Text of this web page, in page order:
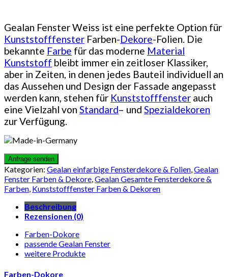
Gealan Fenster Weiss ist eine perfekte Option für
Kunststofffenster Farben-Dekore-Folien. Die
bekannte Farbe für das moderne Material
Kunststoff bleibt immer ein zeitloser Klassiker,
aber in Zeiten, in denen jedes Bauteil individuell an
das Aussehen und Design der Fassade angepasst
werden kann, stehen für Kunststofffenster auch
eine Vielzahl von Standard– und Spezialdekoren
zur Verfügung.
Kategorien: Gealan einfarbige Fensterdekore & Folien,Gealan
Fenster Farben & Dekore,Gealan Gesamte Fensterdekore &
Farben, Kunststofffenster Farben & Dekoren
Beschreibung
Rezensionen (0)
Farben-Dokore
passende Gealan Fenster
weitere Produkte
Farben-Dokore